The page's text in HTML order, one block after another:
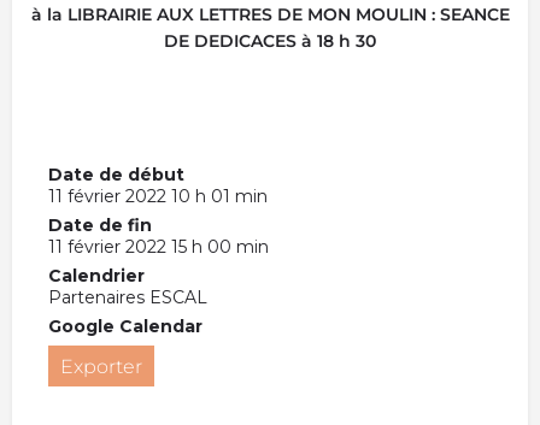
à la LIBRAIRIE AUX LETTRES DE MON MOULIN : SEANCE
DE DEDICACES à 18 h 30
Date de début
11 février 2022 10 h 01 min
Date de fin
11 février 2022 15 h 00 min
Calendrier
Partenaires ESCAL
Google Calendar
Exporter